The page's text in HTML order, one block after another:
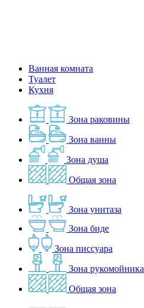
Ванная комната
Туалет
Кухня
Зона раковины
Зона ванны
Зона душа
Общая зона
Зона унитаза
Зона биде
Зона писсуара
Зона рукомойника
Общая зона